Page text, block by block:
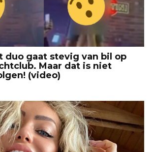
duo gaat stevig van bil op
Maar dat is niet
(video)